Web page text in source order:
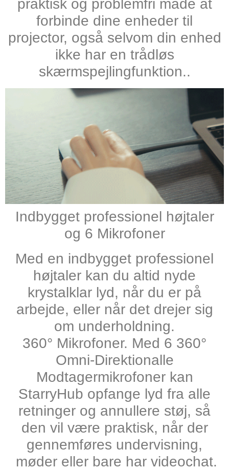
praktisk og problemfri måde at
forbinde dine enheder til
projector, også selvom din enhed
ikke har en trådløs
skærmspejlingfunktion..
Indbygget professionel højtaler
og 6 Mikrofoner
Med en indbygget professionel
højtaler kan du altid nyde
krystalklar lyd, når du er på
arbejde, eller når det drejer sig
om underholdning.
360° Mikrofoner. Med 6 360°
Omni-Direktionalle
Modtagermikrofoner kan
StarryHub opfange lyd fra alle
retninger og annullere støj, så
den vil være praktisk, når der
gennemføres undervisning,
møder eller bare har videochat.